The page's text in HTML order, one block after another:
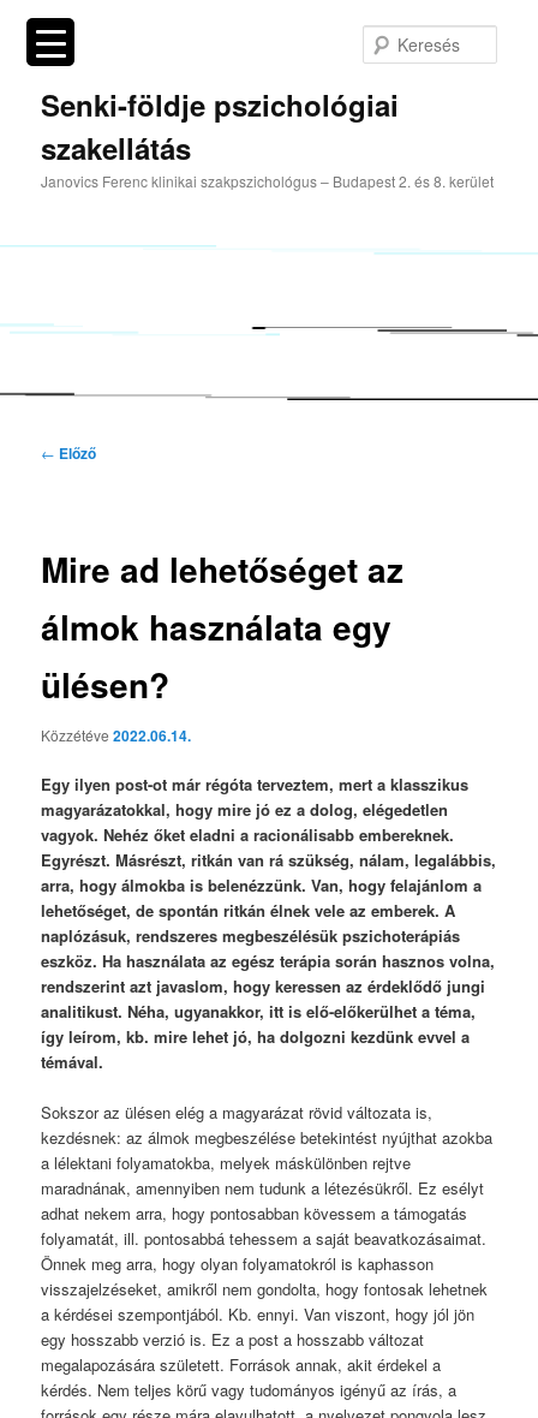
Tovább
elsődleges
Senki-földje pszichológiai
szakellátás
Janovics Ferenc klinikai szakpszichológus – Budapest 2. és 8. kerület
Bejegyzés
← Előző
Mire ad lehetőséget az
álmok használata egy
ülésen?
Közzétéve2022.06.14.
Egy ilyen post-ot már régóta terveztem, mert a klasszikus
magyarázatokkal, hogy mire jó ez a dolog, elégedetlen
vagyok. Nehéz őket eladni a racionálisabb embereknek.
Egyrészt. Másrészt, ritkán van rá szükség, nálam, legalábbis,
arra, hogy álmokba is belenézzünk. Van, hogy felajánlom a
lehetőséget, de spontán ritkán élnek vele az emberek. A
naplózásuk, rendszeres megbeszélésük pszichoterápiás
eszköz. Ha használata az egész terápia során hasznos volna,
rendszerint azt javaslom, hogy keressen az érdeklődő jungi
analitikust. Néha, ugyanakkor, itt is elő-előkerülhet a téma,
így leírom, kb. mire lehet jó, ha dolgozni kezdünk evvel a
témával.
Sokszor az ülésen elég a magyarázat rövid változata is,
kezdésnek: az álmok megbeszélése betekintést nyújthat azokba
a lélektani folyamatokba, melyek máskülönben rejtve
maradnának, amennyiben nem tudunk a létezésükről. Ez esélyt
adhat nekem arra, hogy pontosabban kövessem a támogatás
folyamatát, ill. pontosabbá tehessem a saját beavatkozásaimat.
Önnek meg arra, hogy olyan folyamatokról is kaphasson
visszajelzéseket, amikről nem gondolta, hogy fontosak lehetnek
a kérdései szempontjából. Kb. ennyi. Van viszont, hogy jól jön
egy hosszabb verzió is. Ez a post a hosszabb változat
megalapozására született. Források annak, akit érdekel a
kérdés. Nem teljes körű vagy tudományos igényű az írás, a